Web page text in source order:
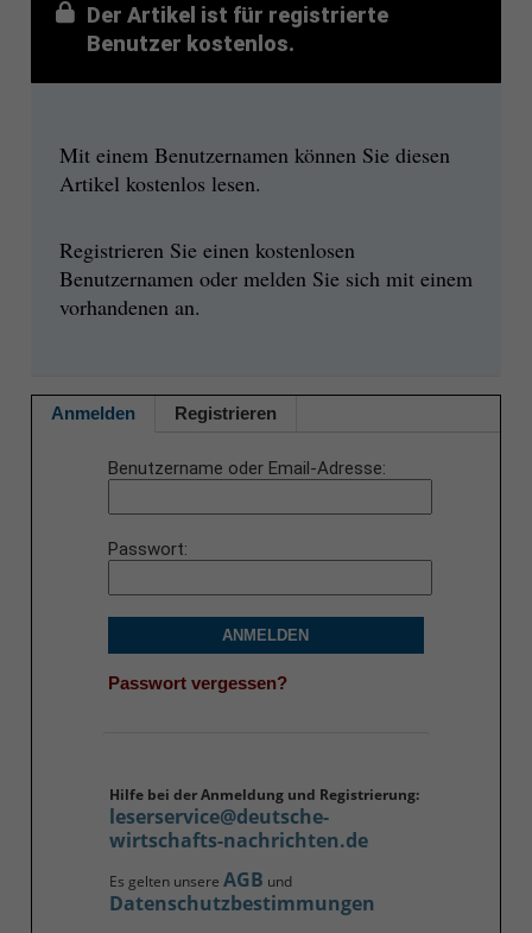
Der Artikel ist für registrierte
Benutzer kostenlos.
Mit einem Benutzernamen können Sie diesen
Artikel kostenlos lesen.
Registrieren Sie einen kostenlosen
Benutzernamen oder melden Sie sich mit einem
vorhandenen an.
Anmelden Registrieren
Benutzername oder Email-Adresse
Passwort
ANMELDEN
Passwort vergessen?
Hilfe bei der Anmeldung und Registrierung:
leserservice@deutsche-
wirtschafts-nachrichten.de
Es gelten unsere AGB und
Datenschutzbestimmungen